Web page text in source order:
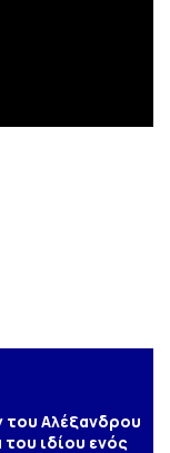
του Αλέξανδρου
ιδίου ενός